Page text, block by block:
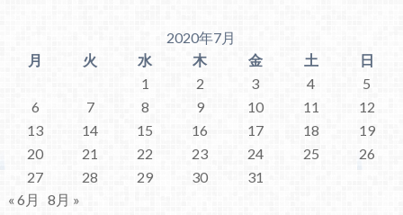
2020年7月
月
火 水 木 金 土
日
1
2 3 4
5
6
7 8 9 10 11
12
13
14 15 16 17 18
19
20
21 22 23 24 25
26
27
28 29 30
31
« 6月
8月 »